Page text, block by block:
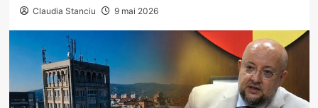
Claudia Stanciu 9 mai 2026